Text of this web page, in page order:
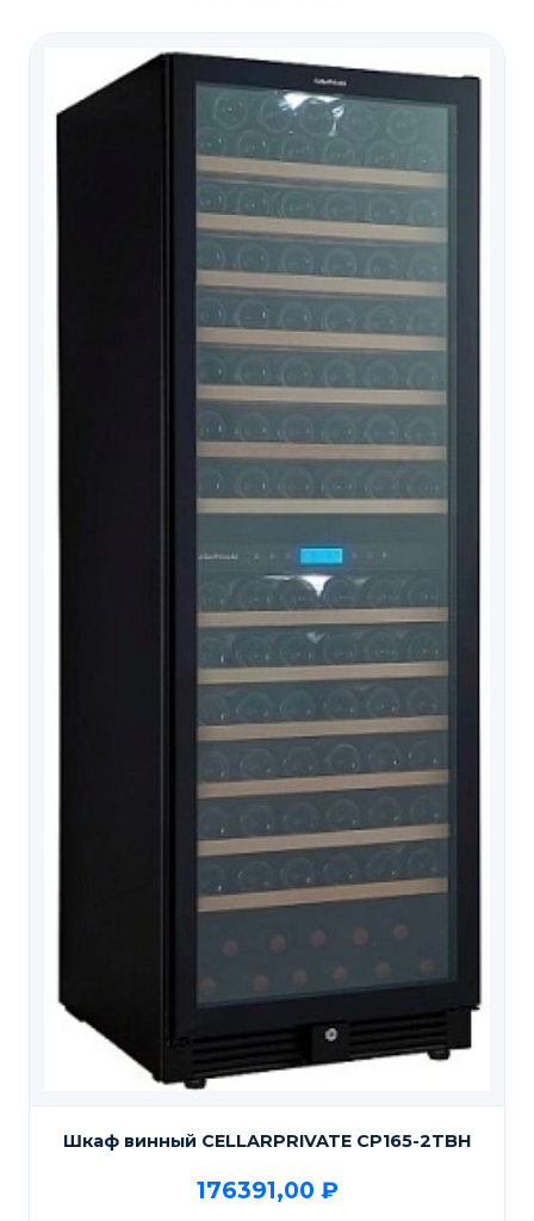
Шкаф винный CELLARPRIVATE CP165-2TBH
176391,00 ₽